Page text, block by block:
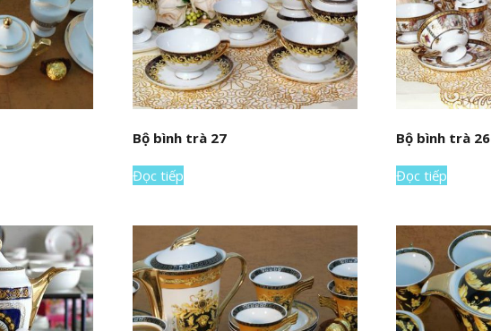
Bộ bình trà 27
Đọc tiếp
Bộ bình trà 26
Đọc tiếp